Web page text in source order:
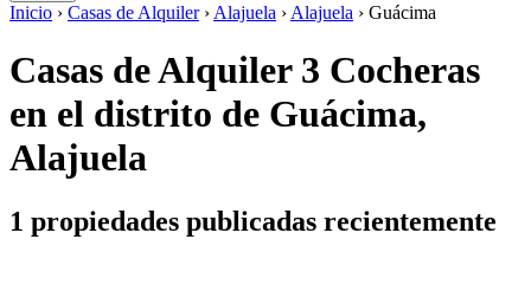
Inicio › Casas de Alquiler › Alajuela › Alajuela › Guácima
Casas de Alquiler 3 Cocheras
en el distrito de Guácima,
Alajuela
1 propiedades publicadas recientemente